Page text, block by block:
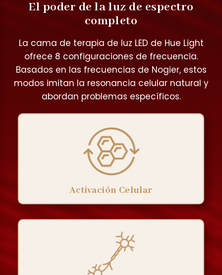
El poder de la luz de espectro
completo
La cama de terapia de luz LED de Hue Light
ofrece 8 configuraciones de frecuencia.
Basados ​​en las frecuencias de Nogier, estos
modos imitan la resonancia celular natural y
abordan problemas específicos.
Activación Celular